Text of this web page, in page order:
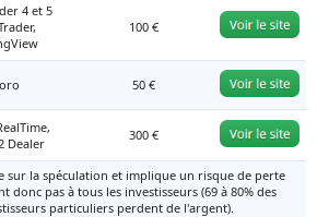
4 et 5
100 €
50 €
Dealer
300 €
sur la spéculation et implique un risque de perte
donc pas à tous les investisseurs (69 à 80% des
particuliers perdent de l'argent).